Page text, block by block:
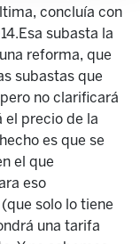
concluía con
subasta la
reforma, que
subastas que
no clarificará
el precio de la
es que se
el que
eso
solo lo tiene
una tarifa